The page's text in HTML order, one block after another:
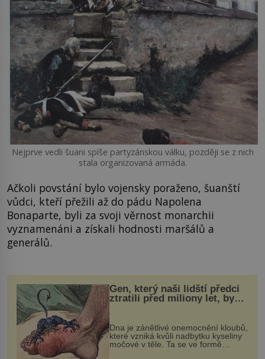
Nejprve vedli šuani spíše partyzánskou válku, později se z nich
stala organizovaná armáda.
Ačkoli povstání bylo vojensky poraženo, šuanští
vůdci, kteří přežili až do pádu Napolena
Bonaparte, byli za svoji věrnost monarchii
vyznamenáni a získali hodnosti maršálů a
generálů.
Gen, který naši lidští předci
ztratili před miliony let, by
mohl pomoci s léčbou
„nemoci králů“
Dna je zánětlivé onemocnění kloubů,
které vzniká kvůli nadbytku kyseliny
močové v těle. Ta se ve formě